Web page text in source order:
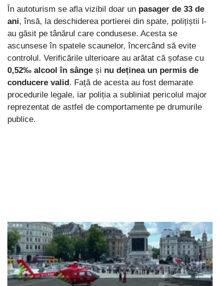
În autoturism se afla vizibil doar un pasager de 33 de
ani, însă, la deschiderea portierei din spate, polițiștii l-
au găsit pe tânărul care condusese. Acesta se
ascunsese în spatele scaunelor, încercând să evite
controlul. Verificările ulterioare au arătat că șofase cu
0,52‰ alcool în sânge și nu deținea un permis de
conducere valid. Față de acesta au fost demarate
procedurile legale, iar poliția a subliniat pericolul major
reprezentat de astfel de comportamente pe drumurile
publice.